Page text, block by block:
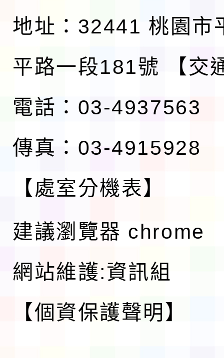
地址：32441 桃園市
平路一段181號
【交
電話：03-4937563
傳真：03-4915928
【處室分機表】
建議瀏覽器 chrome
網站維護:資訊組
【個資保護聲明】